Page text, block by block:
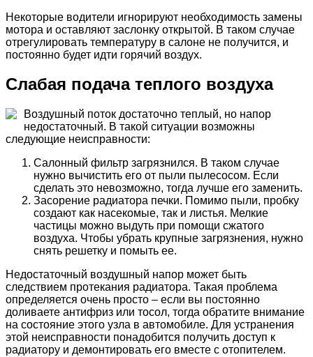
Некоторые водители игнорируют необходимость замены
мотора и оставляют заслонку открытой. В таком случае
отрегулировать температуру в салоне не получится, и
постоянно будет идти горячий воздух.
Слабая подача теплого воздуха
Воздушный поток достаточно теплый, но напор
недостаточный. В такой ситуации возможны
следующие неисправности:
Салонный фильтр загрязнился. В таком случае
нужно вычистить его от пыли пылесосом. Если
сделать это невозможно, тогда лучше его заменить.
Засорение радиатора печки. Помимо пыли, пробку
создают как насекомые, так и листья. Мелкие
частицы можно выдуть при помощи сжатого
воздуха. Чтобы убрать крупные загрязнения, нужно
снять решетку и помыть ее.
Недостаточный воздушный напор может быть
следствием протекания радиатора. Такая проблема
определяется очень просто – если вы постоянно
доливаете антифриз или тосол, тогда обратите внимание
на состояние этого узла в автомобиле. Для устранения
этой неисправности понадобится получить доступ к
радиатору и демонтировать его вместе с отопителем.